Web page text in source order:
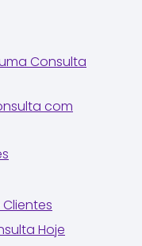
Consulta
com
Hoje